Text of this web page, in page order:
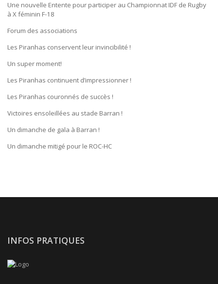
Une nouvelle Entente pour participer au Championnat IDF de Rugby
à X féminin F-18
Forum des associations
Les Piranhas conservent leur invincibilité !
Un super moment!
Les Piranhas continuent d’impressionner !
Les Piranhas couronnés de succès !
Victoires ensoleillées au stade Barran !
Un dimanche de gala à Barran !
Un dimanche mitigé pour le ROC-HC
INFOS PRATIQUES